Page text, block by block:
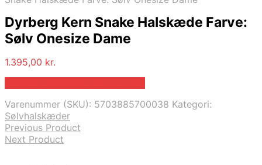
Dyrberg Kern Snake Halskæde Farve:
Sølv Onesize Dame
1.395,00 kr.
Varenummer (SKU): 5703885700038 Kategori:
Sølvhalskæder
Previous Product
Next Product